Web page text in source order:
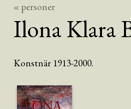
« personer
Ilona Klara
Konstnär 1913-2000.